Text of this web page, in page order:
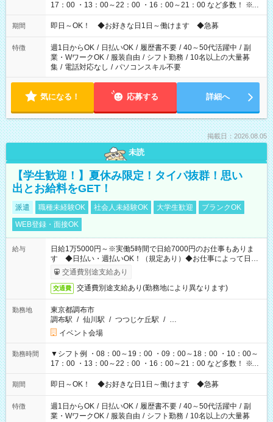
17：00 ・13：00～22：00 ・16：00～21：00 など多数！ ※お
仕事により勤務時間が異なります
期間 即日～OK！ ◆お好きな日1日～働けます ◆急募
特徴 週1日からOK / 日払いOK / 履歴書不要 / 40～50代活躍中 / 副
業・WワークOK / 服装自由 / シフト勤務 / 10名以上の大量募
集 / 電話対応なし / パソコンスキル不要
気になる！ 応募する 詳細へ
掲載日：2026.08.05
未読
【学生歓迎！】夏休み限定！タイパ抜群！思い
出とお給料をGET！
派遣 職種未経験OK 社会人未経験OK 大学生歓迎
ブランクOK
WEB登録・面接OK
給与
日給1万5000円～※実働5時間で日給7000円のお仕事もありま
す ◆日払い・週払いOK！（規定あり）◆お仕事によって日給
も異なります
交通費別途支給あり
交通費 交通費別途支給あり(勤務地により異なります)
勤務地
東京都調布市
調布駅 / 仙川駅 / つつじケ丘駅 / …
イベント会場
勤務時間
▼シフト例 ・08：00～19：00 ・09：00～18：00 ・10：00～
17：00 ・13：00～22：00 ・16：00～21：00 など多数！ ※お
仕事により勤務時間が異なります
期間 即日～OK！ ◆お好きな日1日～働けます ◆急募
特徴 週1日からOK / 日払いOK / 履歴書不要 / 40～50代活躍中 / 副
業・WワークOK / 服装自由 / シフト勤務 / 10名以上の大量募